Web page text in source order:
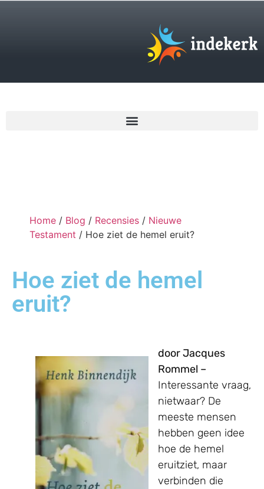
Home / Blog / Recensies / Nieuwe
Testament / Hoe ziet de hemel eruit?
Hoe ziet de hemel
eruit?
door Jacques
Rommel –
Interessante vraag,
nietwaar? De
meeste mensen
hebben geen idee
hoe de hemel
eruitziet, maar
verbinden die